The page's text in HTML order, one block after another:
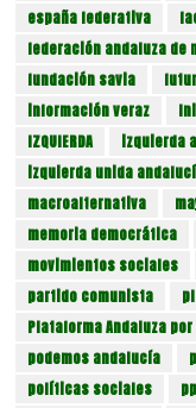
españa federativa
federación andaluza de
fundación savia
información veraz
IZQUIERDA
izquierda
izquierda unida
macroalternativa
memoria democrática
movimientos sociales
partido comunista
Plataforma Andaluza
podemos andalucía
políticas sociales